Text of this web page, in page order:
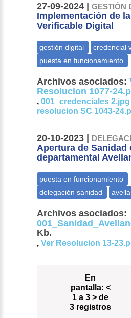
27-09-2024 |GESTIÓN
Implementación de
Verificable Digital
Archivos asociados:
Resolucion 1077-
,001_credenciales 2.jpg
resolucion SC 1043-
20-10-2023 |
Apertura de Sanidad
departamental
Archivos asociados:
Kb.
,Ver Resolucion 13-
En
pantalla: <
1 a 3 > de
3 registros